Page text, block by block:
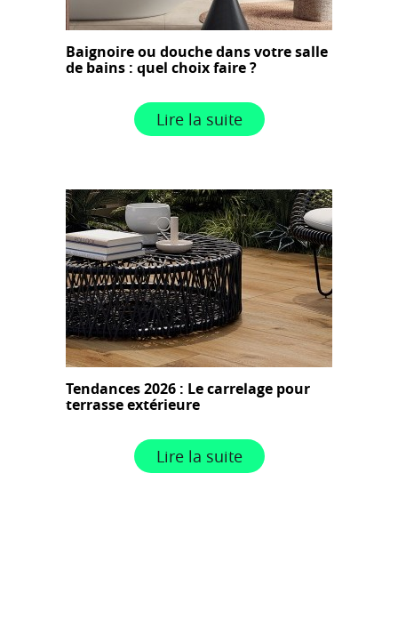
Baignoire ou douche dans votre salle
de bains : quel choix faire ?
Lire la suite
Tendances 2026 : Le carrelage pour
terrasse extérieure
Lire la suite